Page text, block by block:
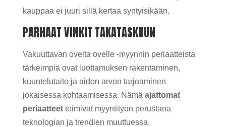
kauppaa ei juuri sillä kertaa syntyisikään.
PARHAAT VINKIT TAKATASKUUN
Vakuuttavan ovelta ovelle -myynnin periaatteista
tärkeimpiä ovat luottamuksen rakentaminen,
kuuntelutaito ja aidon arvon tarjoaminen
jokaisessa kohtaamisessa. Nämä ajattomat
periaatteettoimivat myyntityön perustana
teknologian ja trendien muuttuessa.